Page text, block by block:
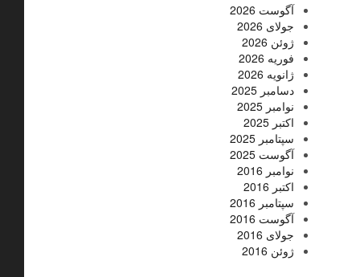
آگوست 2026
جولای 2026
ژوئن 2026
فوریه 2026
ژانویه 2026
دسامبر 2025
نوامبر 2025
اکتبر 2025
سپتامبر 2025
آگوست 2025
نوامبر 2016
اکتبر 2016
سپتامبر 2016
آگوست 2016
جولای 2016
ژوئن 2016